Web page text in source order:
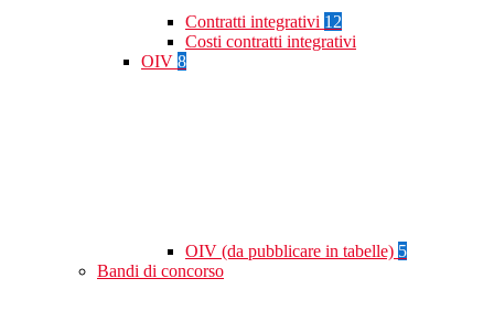
Contratti integrativi 12
Costi contratti integrativi
OIV 8
OIV (da pubblicare in tabelle) 5
Bandi di concorso